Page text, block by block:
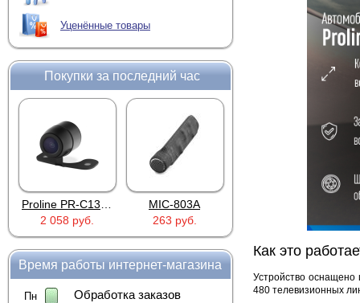
Уценённые товары
Покупки за последний час
2 058 руб.
MIC-803A
263 руб.
Время работы интернет-магазина
Пн
Обработка заказов
Как это
Устройство оснащено
480 телевизионных